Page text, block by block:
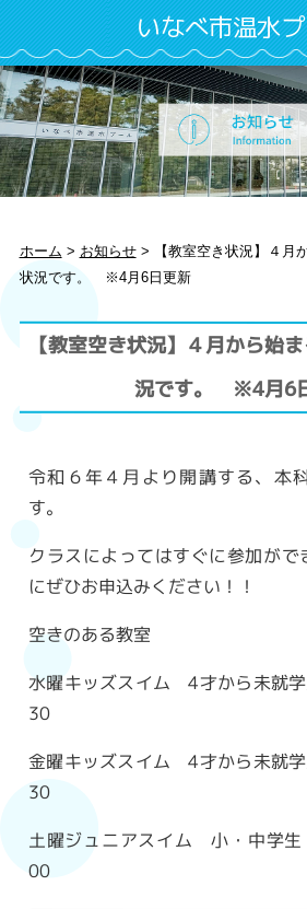
いなべ市温水
ホーム > お知らせ>
【教室空き状況】４月
状況です。 ※4月6日更新
【教室空き状況】４月から始
況です。 ※4月6
令和６年４月より開講する、本
す。
クラスによってはすぐに参加が
にぜひお申込みください！！
空きのある教室
水曜キッズスイム 4才から未就
30
金曜キッズスイム 4才から未就
30
土曜ジュニアスイム 小・中学
00